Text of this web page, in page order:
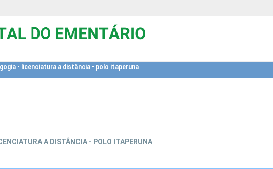
- licenciatura a distância - polo itaperuna
A DISTÂNCIA - POLO ITAPERUNA